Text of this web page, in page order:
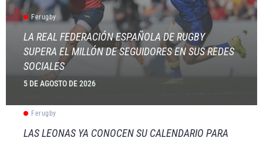
Ferugby
LA REAL FEDERACIÓN ESPAÑOLA DE RUGBY
SUPERA EL MILLÓN DE SEGUIDORES EN SUS REDES
SOCIALES
5 DE AGOSTO DE 2026
Ferugby
LAS LEONAS YA CONOCEN SU CALENDARIO PARA